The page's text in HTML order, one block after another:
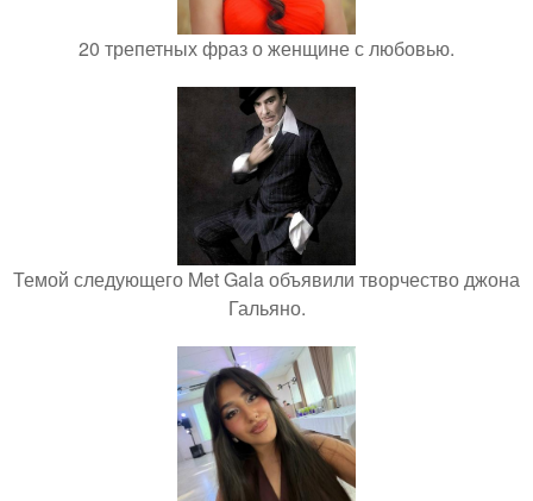
20 трепетных фраз о женщине с любовью.
Темой следующего Met Gala объявили творчество джона
Гальяно.